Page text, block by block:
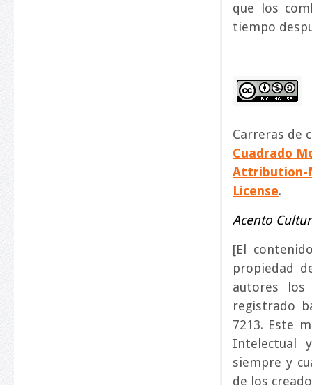
que los
tiempo
Carreras de
Cuadrado
Attribution-
License.
Acento
[El
propiedad
autores los
registrado
7213. Este
Intelectual
siempre y
de los